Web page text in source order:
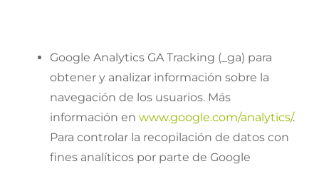
Google Analytics GA Tracking (_ga) para
obtener y analizar información sobre la
navegación de los usuarios. Más
información en www.google.com/analytics/.
Para controlar la recopilación de datos con
fines analíticos por parte de Google